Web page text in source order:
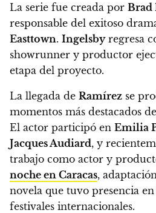
La serie fue creada por Brad
responsable del exitoso
Easttown. Ingelsbyregresa
showrunner y productor
etapa del proyecto.
La llegada de Ramírez se
momentos más destacados
El actor participó en Emilia
Jacques Audiard, y
trabajo como actor y
noche en Caracas,
novela que tuvo presencia
festivales internacionales.